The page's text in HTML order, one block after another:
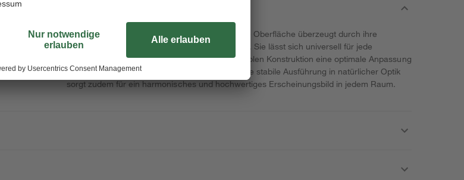
Die verstellbare Zarge mit hochwertiger PP-Folie Oberfläche überzeugt durch ihre
pflegeleichte und widerstandsfähige Ausführung. Sie lässt sich universell für jede
Wandstärke einsetzen und bietet dank ihrer flexiblen Konstruktion eine optimale Anpassung
an unterschiedliche bauliche Gegebenheiten. Die stabile Ausführung in natürlicher Optik
sorgt zudem für ein harmonisches und hochwertiges Erscheinungsbild in jedem Raum.